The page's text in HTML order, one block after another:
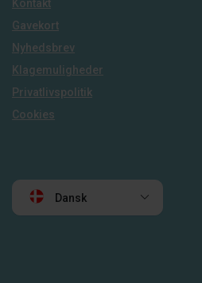
Kontakt
Gavekort
Nyhedsbrev
Klagemuligheder
Privatlivspolitik
Cookies
Dansk